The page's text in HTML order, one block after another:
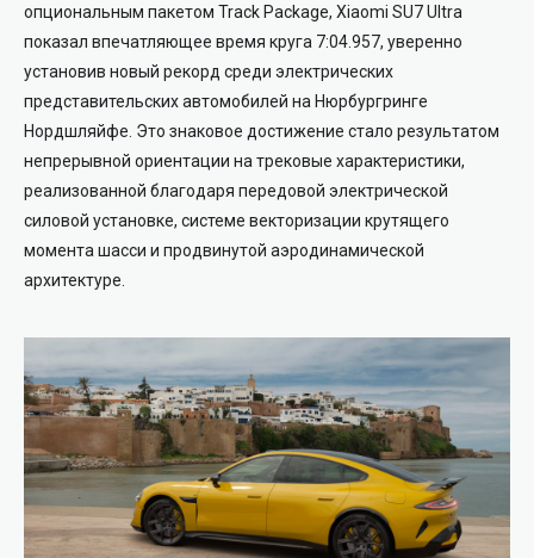
опциональным пакетом Track Package, Xiaomi SU7 Ultra
показал впечатляющее время круга 7:04.957, уверенно
установив новый рекорд среди электрических
представительских автомобилей на Нюрбургринге
Нордшляйфе. Это знаковое достижение стало результатом
непрерывной ориентации на трековые характеристики,
реализованной благодаря передовой электрической
силовой установке, системе векторизации крутящего
момента шасси и продвинутой аэродинамической
архитектуре.